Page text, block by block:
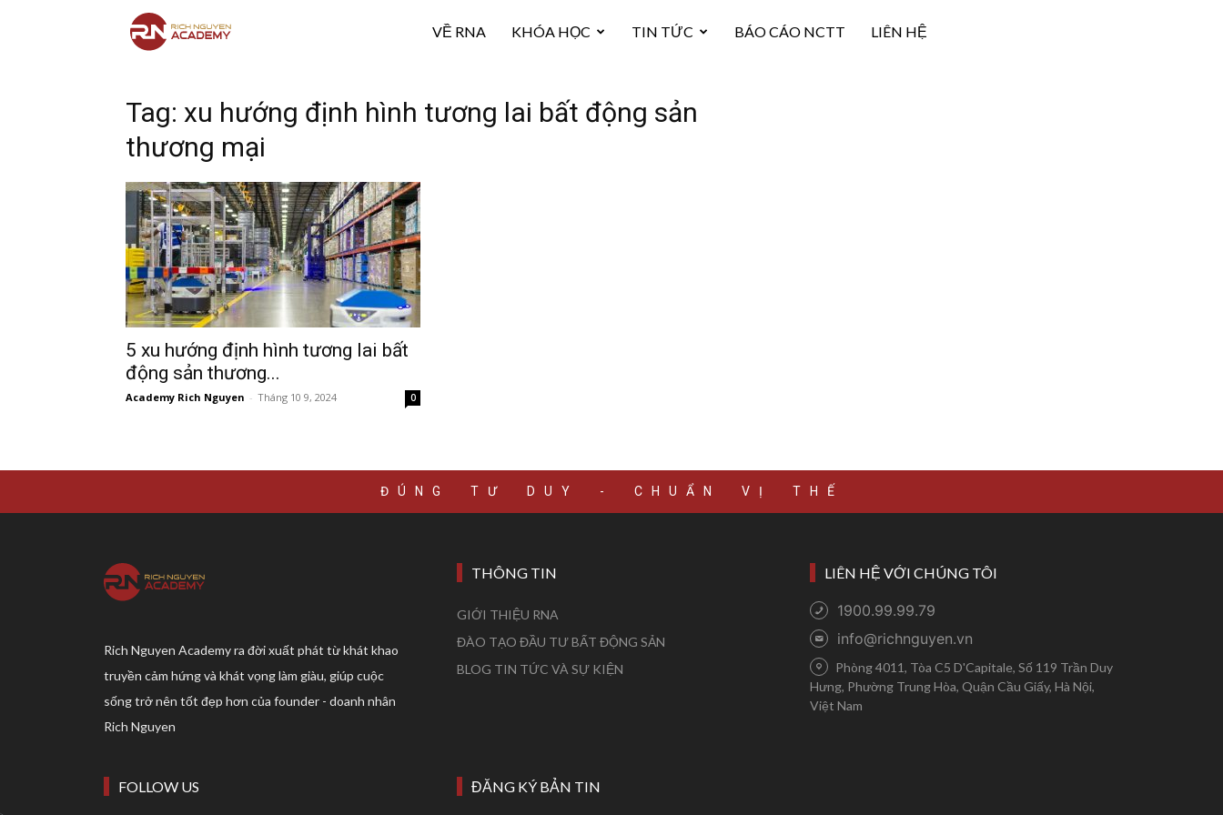
VỀ RNA KHÓA HỌC TIN TỨC BÁO CÁO NCTT LIÊN HỆ
Tag: xu hướng định hình tương lai bất động sản
thương mại
5 xu hướng định hình tương lai bất
động sản thương...
Academy Rich Nguyen - Tháng 10 9, 2024 0
ĐÚNG TƯ DUY - CHUẨN VỊ THẾ
Rich Nguyen Academy ra đời xuất phát từ khát khao
truyền cảm hứng và khát vọng làm giàu, giúp cuộc
sống trở nên tốt đẹp hơn của founder - doanh nhân
Rich Nguyen
THÔNG TIN
GIỚI THIỆU RNA
ĐÀO TẠO ĐẦU TƯ BẤT ĐỘNG SẢN
BLOG TIN TỨC VÀ SỰ KIỆN
FOLLOW US ĐĂNG KÝ BẢN TIN
LIÊN HỆ VỚI CHÚNG TÔI
1900.99.99.79
info@richnguyen.vn
Phòng 4011, Tòa C5 D'Capitale, Số 119 Trần Duy
Hưng, Phường Trung Hòa, Quận Cầu Giấy, Hà Nội,
Việt Nam